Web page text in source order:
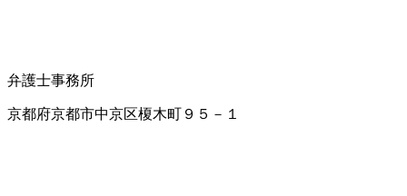
弁護士事務所
京都府京都市中京区榎木町９５－１